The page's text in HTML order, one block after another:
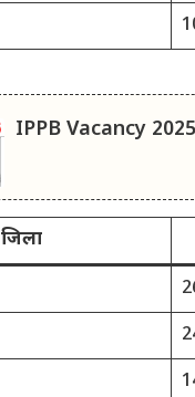
IPPB Vacancy
जिला